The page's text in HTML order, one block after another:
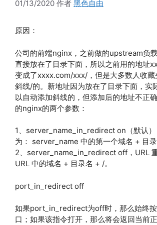
01/13/2020 作者 黑色自由
原因：
公司的前端nginx，之前做的upstream负
直接放在了目录下面，所以之前用的地址
变成了xxxx.com/xxx/，但是大多数人收藏
斜线/的。新地址因为放在了目录下面，实
以自动添加斜线的，但添加后的地址不正
的nginx的两个参数：
1、server_name_in_redirect on（默认）
为： server_name 中的第一个域名 + 目录
2、server_name_in_redirect off，URL
URL 中的域名 + 目录名 + /。
port_in_redirect off
如果port_in_redirect为off时，那么始终
口；如果该指令打开，那么将会返回当前